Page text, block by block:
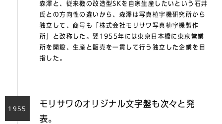
森澤と、従来機の改造型SKを自家生産したいという石井
氏との⽅向性の違いから、森澤は写真植字機研究所から
独立して、商号も「株式会社モリサワ写真植字機製作
所」と改称した。翌1955年には東京日本橋に東京営業
所を開設、生産と販売を一貫して行う独立した企業を目
指した。
1955
モリサワのオリジナル文字盤も次々と発
表。